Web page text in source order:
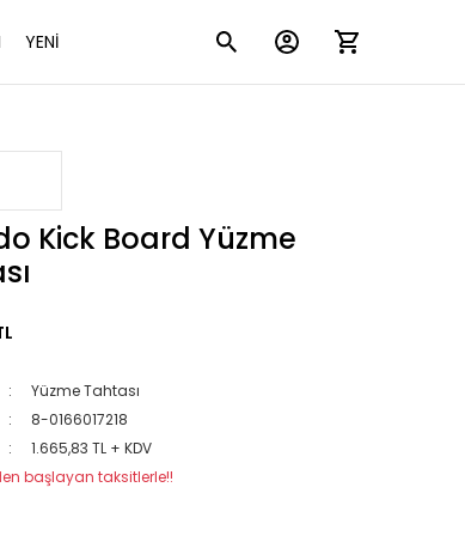
YENİ
Kick Board Yüzme
Yüzme Tahtası
8-0166017218
1.665,83 TL + KDV
başlayan taksitlerle!!